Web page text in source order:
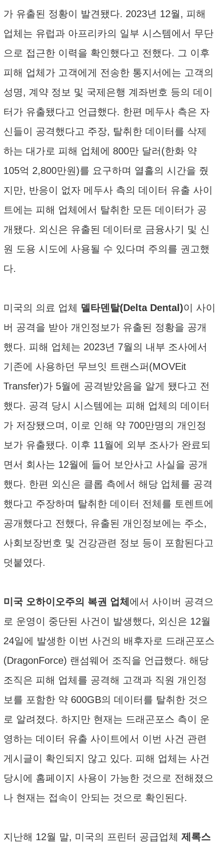
가 유출된 정황이 발견됐다. 2023년 12월, 피해
업체는 유럽과 아프리카의 일부 시스템에서 무단
으로 접근한 이력을 확인했다고 전했다. 그 이후
피해 업체가 고객에게 전송한 통지서에는 고객의
성명, 계약 정보 및 국제은행 계좌번호 등의 데이
터가 유출됐다고 언급했다. 한편 메두사 측은 자
신들이 공격했다고 주장, 탈취한 데이터를 삭제
하는 대가로 피해 업체에 800만 달러(한화 약
105억 2,800만원)를 요구하며 열흘의 시간을 줬
지만, 반응이 없자 메두사 측의 데이터 유출 사이
트에는 피해 업체에서 탈취한 모든 데이터가 공
개됐다. 외신은 유출된 데이터로 금융사기 및 신
원 도용 시도에 사용될 수 있다며 주의를 권고했
다.
미국의 의료 업체 델타덴탈(Delta Dental)이 사이
버 공격을 받아 개인정보가 유출된 정황을 공개
했다. 피해 업체는 2023년 7월의 내부 조사에서
기존에 사용하던 무브잇 트랜스퍼(MOVEit
Transfer)가 5월에 공격받았음을 알게 됐다고 전
했다. 공격 당시 시스템에는 피해 업체의 데이터
가 저장됐으며, 이로 인해 약 700만명의 개인정
보가 유출됐다. 이후 11월에 외부 조사가 완료되
면서 회사는 12월에 들어 보안사고 사실을 공개
했다. 한편 외신은 클롭 측에서 해당 업체를 공격
했다고 주장하며 탈취한 데이터 전체를 토렌트에
공개했다고 전했다, 유출된 개인정보에는 주소,
사회보장번호 및 건강관련 정보 등이 포함된다고
덧붙였다.
미국 오하이오주의 복권 업체 에서 사이버 공격으
로 운영이 중단된 사건이 발생했다, 외신은 12월
24일에 발생한 이번 사건의 배후자로 드래곤포스
(DragonForce) 랜섬웨어 조직을 언급했다. 해당
조직은 피해 업체를 공격해 고객과 직원 개인정
보를 포함한 약 600GB의 데이터를 탈취한 것으
로 알려졌다. 하지만 현재는 드래곤포스 측이 운
영하는 데이터 유출 사이트에서 이번 사건 관련
게시글이 확인되지 않고 있다. 피해 업체는 사건
당시에 홈페이지 사용이 가능한 것으로 전해졌으
나 현재는 접속이 안되는 것으로 확인된다.
지난해 12월 말, 미국의 프린터 공급업체 제록스